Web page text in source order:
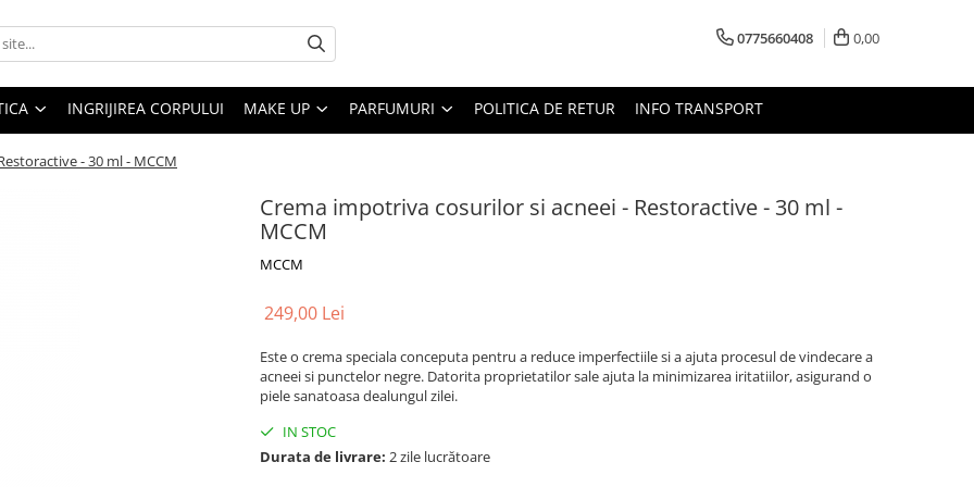
0775660408 0,00
INGRIJIREA CORPULUI MAKE UP PARFUMURI POLITICA DE RETUR INFO TRANSPORT
- 30 ml - MCCM
Crema impotriva cosurilor si acneei - Restoractive - 30 ml -
MCCM
MCCM
249,00 Lei
Este o crema speciala conceputa pentru a reduce imperfectiile si a ajuta procesul de vindecare a
acneei si punctelor negre. Datorita proprietatilor sale ajuta la minimizarea iritatiilor, asigurand o
piele sanatoasa dealungul zilei.
IN STOC
Durata de livrare: 2 zile lucrătoare